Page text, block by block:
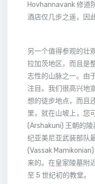
Hovhannavank 修道
酒店仅几步之遥，因
另一个值得参观的壮
拉加茨地区，而且是
志性的山脉之一。由
注目。我们很高兴地
想的徒步地点，而且
里，就在山坡上，您
(Arshakuni) 王朝的
纪亚美尼亚武装部队
(Vassak
来的。在皇家陵墓附
至 5 世纪初的教堂。